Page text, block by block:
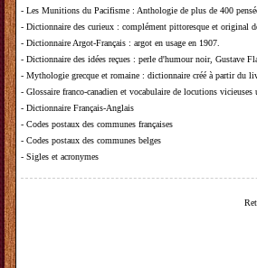
- Les Munitions du Pacifisme : Anthologie de plus de 400
- Dictionnaire des curieux : complément pittoresque et original
- Dictionnaire Argot-Français : argot en usage en 1907.
- Dictionnaire des idées reçues : perle d'humour noir, Gustave
- Mythologie grecque et romaine : dictionnaire créé à partir du
- Glossaire franco-canadien et vocabulaire de locutions vicieuses
- Dictionnaire Français-Anglais
- Codes postaux des communes françaises
- Codes postaux des communes belges
- Sigles et acronymes